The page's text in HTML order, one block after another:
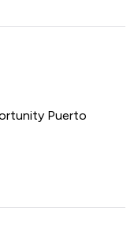
Puerto